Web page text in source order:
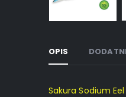
OPIS
Sakura Sodium Eel